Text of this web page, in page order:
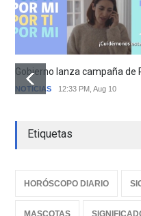
Gobierno lanza campaña
NOTICIAS 12:33 PM, Aug 10
Etiquetas
HORÓSCOPO DIARIO